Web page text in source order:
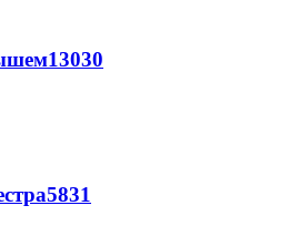
13030
5831